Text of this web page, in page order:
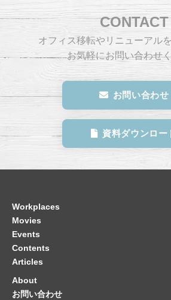
CONTACT
オフィス移転やリニューアル
お気軽にお問い合わせ
お問い合わせ
資料ダウンロー
Workplaces
Movies
Events
Contents
Articles
About
お問い合わせ